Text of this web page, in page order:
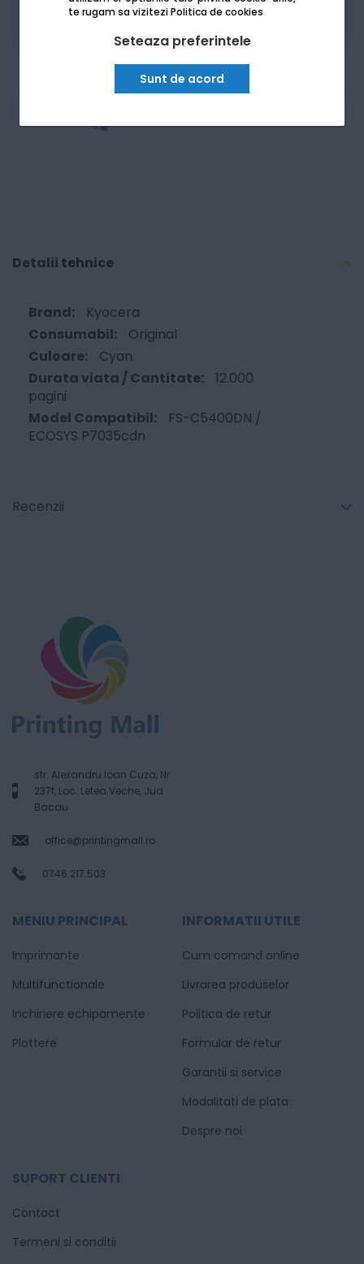
te rugam sa viziteziPolitica de cookies
Seteaza preferintele
Sunt de acord
achizitii publiceSEAP/SICAP
Detalii tehnice
Kyocera
Original
Cyan
12.000
pagini
FS-C5400DN /
ECOSYS P7035cdn
Recenzii
str. Alexandru Ioan Cuza, Nr.
237f, Loc. Letea Veche, Jud.
Bacau
office@printingmall.ro
0746.217.503
MENIU PRINCIPAL
Imprimante
Multifunctionale
Inchiriere echipamente
Plottere
INFORMATII UTILE
Cum comand online
Livrarea produselor
Politica de retur
Formular de retur
Garantii si service
Modalitati de plata
Despre noi
SUPORT CLIENTI
Contact
Termeni si conditii